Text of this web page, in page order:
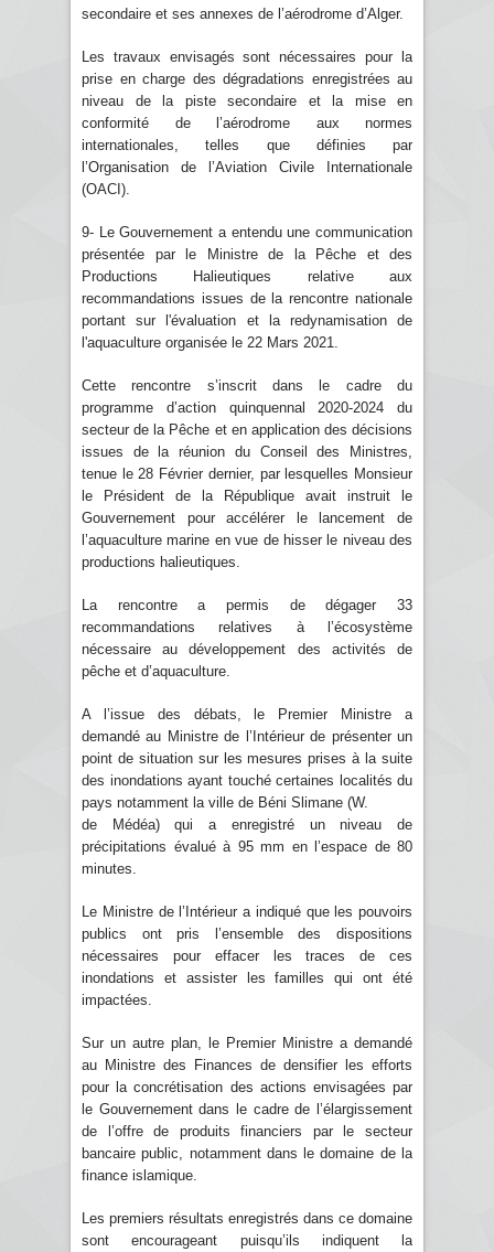
secondaire et ses annexes de l’aérodrome d’Alger.
Les travaux envisagés sont nécessaires pour la
prise en charge des dégradations enregistrées au
niveau de la piste secondaire et la mise en
conformité de l’aérodrome aux normes
internationales, telles que définies par
l’Organisation de l’Aviation Civile Internationale
(OACI).
9- Le Gouvernement a entendu une communication
présentée par le Ministre de la Pêche et des
Productions Halieutiques relative aux
recommandations issues de la rencontre nationale
portant sur l'évaluation et la redynamisation de
l'aquaculture organisée le 22 Mars 2021.
Cette rencontre s’inscrit dans le cadre du
programme d’action quinquennal 2020-2024 du
secteur de la Pêche et en application des décisions
issues de la réunion du Conseil des Ministres,
tenue le 28 Février dernier, par lesquelles Monsieur
le Président de la République avait instruit le
Gouvernement pour accélérer le lancement de
l’aquaculture marine en vue de hisser le niveau des
productions halieutiques.
La rencontre a permis de dégager 33
recommandations relatives à l’écosystème
nécessaire au développement des activités de
pêche et d’aquaculture.
A l’issue des débats, le Premier Ministre a
demandé au Ministre de l’Intérieur de présenter un
point de situation sur les mesures prises à la suite
des inondations ayant touché certaines localités du
pays notamment la ville de Béni Slimane (W.
de Médéa) qui a enregistré un niveau de
précipitations évalué à 95 mm en l’espace de 80
minutes.
Le Ministre de l’Intérieur a indiqué que les pouvoirs
publics ont pris l’ensemble des dispositions
nécessaires pour effacer les traces de ces
inondations et assister les familles qui ont été
impactées.
Sur un autre plan, le Premier Ministre a demandé
au Ministre des Finances de densifier les efforts
pour la concrétisation des actions envisagées par
le Gouvernement dans le cadre de l’élargissement
de l’offre de produits financiers par le secteur
bancaire public, notamment dans le domaine de la
finance islamique.
Les premiers résultats enregistrés dans ce domaine
sont encourageant puisqu’ils indiquent la